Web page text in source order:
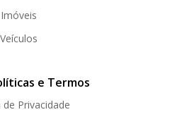
Imóveis
Veículos
e Termos
de Privacidade